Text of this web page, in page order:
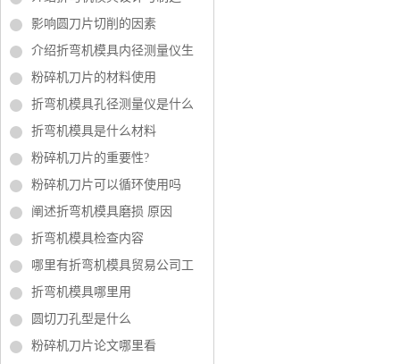
影响圆刀片切削的因素
介绍折弯机模具内径测量仪生
粉碎机刀片的材料使用
折弯机模具孔径测量仪是什么
折弯机模具是什么材料
粉碎机刀片的重要性?
粉碎机刀片可以循环使用吗
阐述折弯机模具磨损 原因
折弯机模具检查内容
哪里有折弯机模具贸易公司工
折弯机模具哪里用
圆切刀孔型是什么
粉碎机刀片论文哪里看